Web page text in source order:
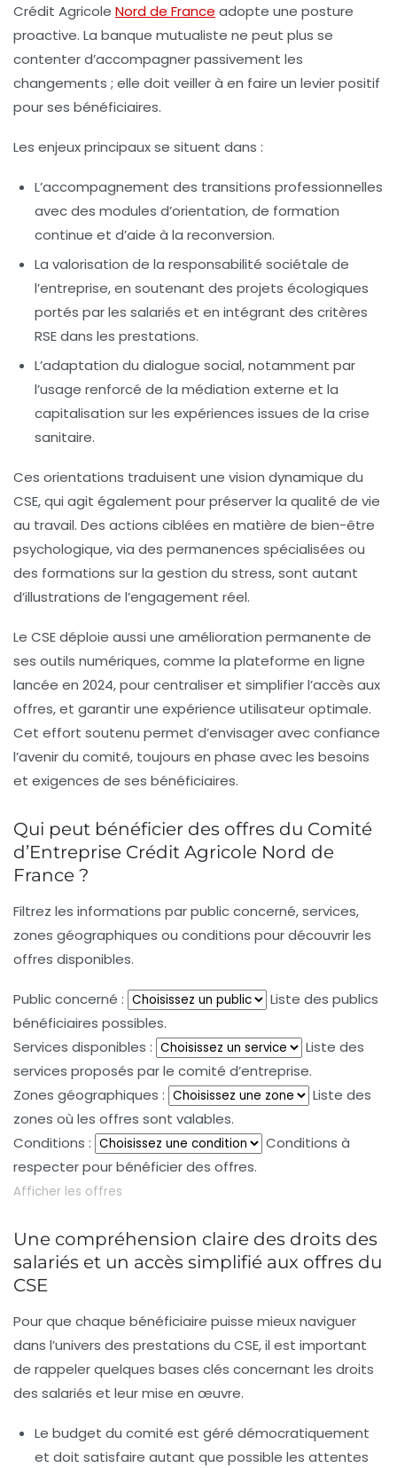
Crédit Agricole Nord de France adopte une posture
proactive. La banque mutualiste ne peut plus se
contenter d’accompagner passivement les
changements ; elle doit veiller à en faire un levier positif
pour ses bénéficiaires.
Les enjeux principaux se situent dans :
L’accompagnement des transitions professionnelles
avec des modules d’orientation, de formation
continue et d’aide à la reconversion.
La valorisation de la responsabilité sociétale de
l’entreprise, en soutenant des projets écologiques
portés par les salariés et en intégrant des critères
RSE dans les prestations.
L’adaptation du dialogue social, notamment par
l’usage renforcé de la médiation externe et la
capitalisation sur les expériences issues de la crise
sanitaire.
Ces orientations traduisent une vision dynamique du
CSE, qui agit également pour préserver la qualité de vie
au travail. Des actions ciblées en matière de bien-être
psychologique, via des permanences spécialisées ou
des formations sur la gestion du stress, sont autant
d’illustrations de l’engagement réel.
Le CSE déploie aussi une amélioration permanente de
ses outils numériques, comme la plateforme en ligne
lancée en 2024, pour centraliser et simplifier l’accès aux
offres, et garantir une expérience utilisateur optimale.
Cet effort soutenu permet d’envisager avec confiance
l’avenir du comité, toujours en phase avec les besoins
et exigences de ses bénéficiaires.
Qui peut bénéficier des offres du Comité
d’Entreprise Crédit Agricole Nord de
France ?
Filtrez les informations par public concerné, services,
zones géographiques ou conditions pour découvrir les
offres disponibles.
Public concerné :
Liste des publics
bénéficiaires possibles.
Services disponibles :
Liste des
services proposés par le comité d’entreprise.
Zones géographiques :
Liste des
zones où les offres sont valables.
Conditions :
Conditions à
respecter pour bénéficier des offres.
Afficher les offres
Une compréhension claire des droits des
salariés et un accès simplifié aux offres du
CSE
Pour que chaque bénéficiaire puisse mieux naviguer
dans l’univers des prestations du CSE, il est important
de rappeler quelques bases clés concernant les droits
des salariés et leur mise en œuvre.
Le budget du comité est géré démocratiquement
et doit satisfaire autant que possible les attentes